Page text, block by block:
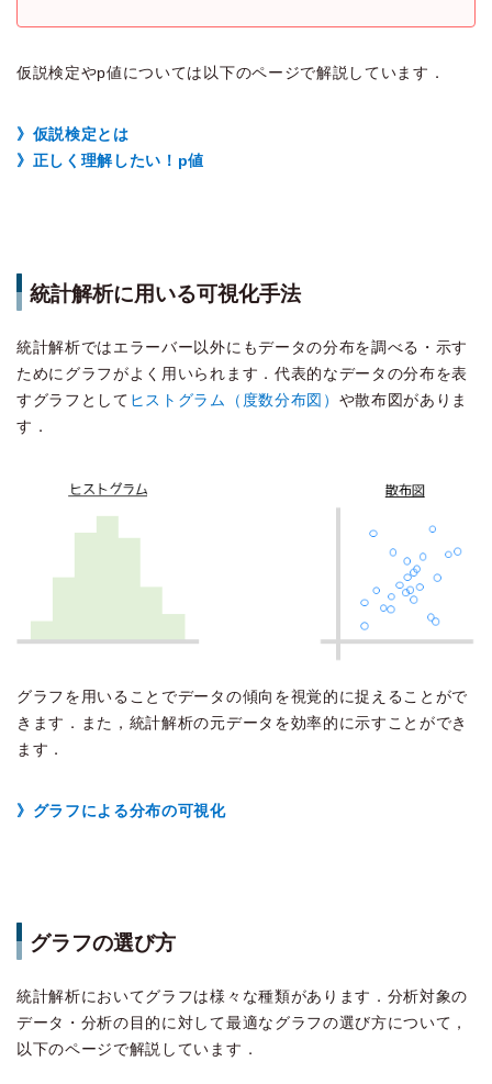
仮説検定やp値については以下のページで解説しています．
》仮説検定とは
》正しく理解したい！p値
統計解析に用いる可視化手法
統計解析ではエラーバー以外にもデータの分布を調べる・示す
ためにグラフがよく用いられます．代表的なデータの分布を表
すグラフとして ヒストグラム（度数分布図） や散布図がありま
す．
グラフを用いることでデータの傾向を視覚的に捉えることがで
きます．また，統計解析の元データを効率的に示すことができ
ます．
》グラフによる分布の可視化
グラフの選び方
統計解析においてグラフは様々な種類があります．分析対象の
データ・分析の目的に対して最適なグラフの選び方について，
以下のページで解説しています．